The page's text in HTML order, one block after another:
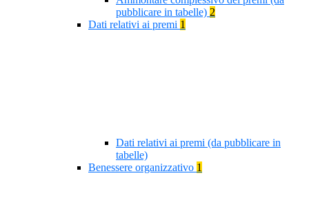
pubblicare in tabelle) 2
Dati relativi ai premi 1
Dati relativi ai premi (da pubblicare in
tabelle)
Benessere organizzativo 1